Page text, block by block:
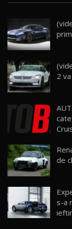
22
23
25
26
2
de
s-a